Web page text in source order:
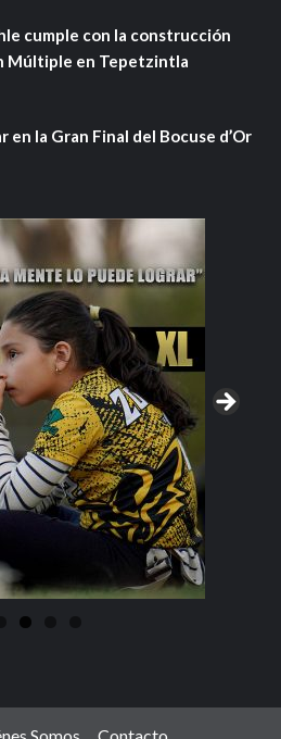
cumple con la construcción
Múltiple en Tepetzintla
en la Gran Final del Bocuse d’Or